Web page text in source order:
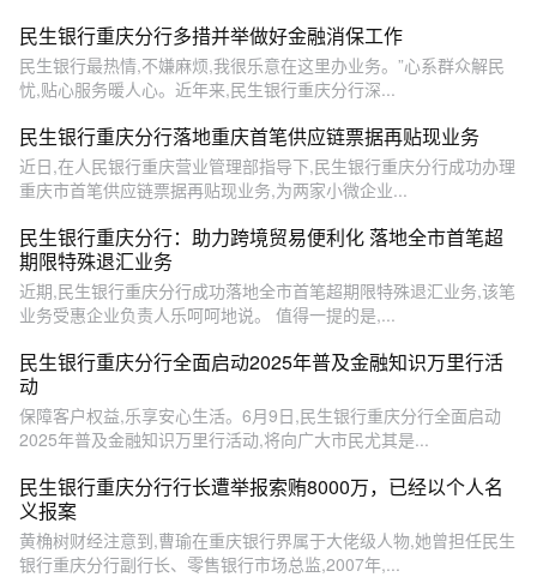
民生银行重庆分行多措并举做好金融消保工作
民生银行最热情,不嫌麻烦,我很乐意在这里办业务。”心系群众解民
忧,贴心服务暖人心。近年来,民生银行重庆分行深...
民生银行重庆分行落地重庆首笔供应链票据再贴现业务
近日,在人民银行重庆营业管理部指导下,民生银行重庆分行成功办理
重庆市首笔供应链票据再贴现业务,为两家小微企业...
民生银行重庆分行：助力跨境贸易便利化 落地全市首笔超
期限特殊退汇业务
近期,民生银行重庆分行成功落地全市首笔超期限特殊退汇业务,该笔
业务受惠企业负责人乐呵呵地说。 值得一提的是,...
民生银行重庆分行全面启动2025年普及金融知识万里行活
动
保障客户权益,乐享安心生活。6月9日,民生银行重庆分行全面启动
2025年普及金融知识万里行活动,将向广大市民尤其是...
民生银行重庆分行行长遭举报索贿8000万，已经以个人名
义报案
黄桷树财经注意到,曹瑜在重庆银行界属于大佬级人物,她曾担任民生
银行重庆分行副行长、零售银行市场总监,2007年,...